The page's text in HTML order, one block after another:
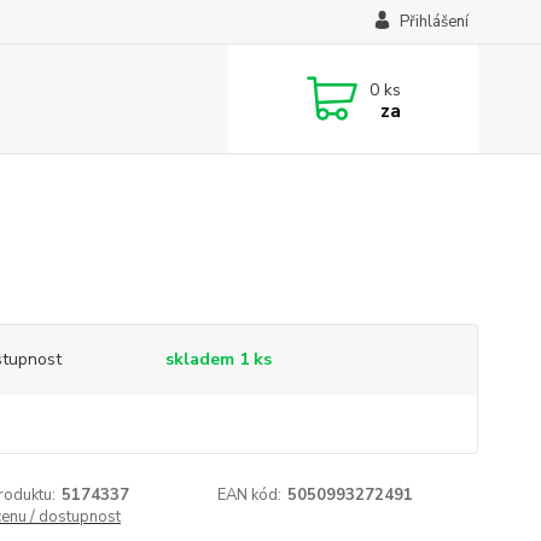
Přihlášení
0 ks
za
skladem 1 ks
5174337 EAN kód: 5050993272491
/ dostupnost